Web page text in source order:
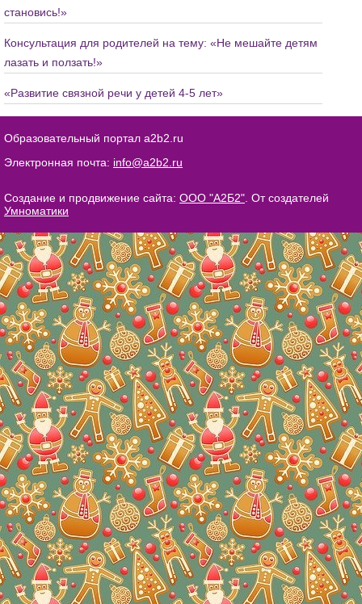
становись!»
Консультация для родителей на тему: «Не мешайте детям
лазать и ползать!»
«Развитие связной речи у детей 4-5 лет»
Образовательный портал a2b2.ru
Электронная почта: info@a2b2.ru
Создание и продвижение сайта: ООО "А2Б2" . От создателей
Умноматики